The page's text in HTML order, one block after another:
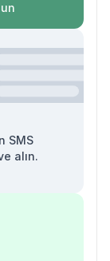
SMS
alın.